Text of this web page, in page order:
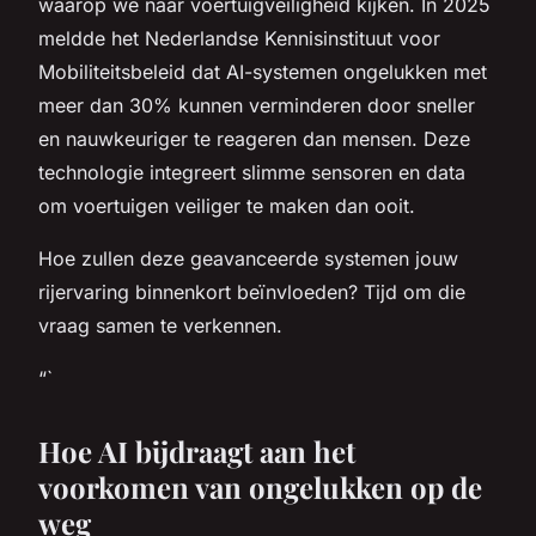
meldde het Nederlandse Kennisinstituut voor
Mobiliteitsbeleid dat AI-systemen ongelukken met
meer dan 30% kunnen verminderen door sneller
en nauwkeuriger te reageren dan mensen. Deze
technologie integreert slimme sensoren en data
om voertuigen veiliger te maken dan ooit.
Hoe zullen deze geavanceerde systemen jouw
rijervaring binnenkort beïnvloeden? Tijd om die
vraag samen te verkennen.
“`
Hoe AI bijdraagt aan het
voorkomen van ongelukken op de
weg